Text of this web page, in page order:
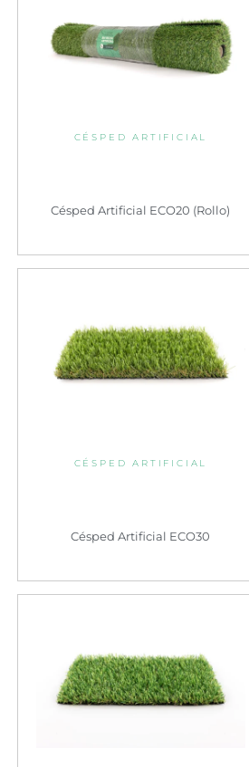
CÉSPED ARTIFICIAL
Césped Artificial ECO20 (Rollo)
CÉSPED ARTIFICIAL
Césped Artificial ECO30